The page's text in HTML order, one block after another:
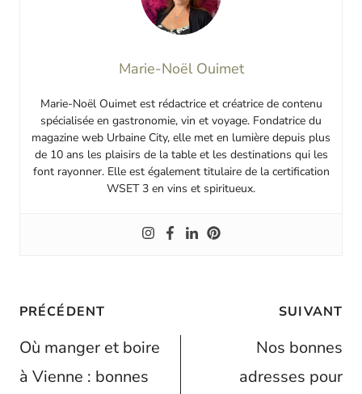
Marie-Noël Ouimet
Marie-Noël Ouimet est rédactrice et créatrice de contenu
spécialisée en gastronomie, vin et voyage. Fondatrice du
magazine web Urbaine City, elle met en lumière depuis plus
de 10 ans les plaisirs de la table et les destinations qui les
font rayonner. Elle est également titulaire de la certification
WSET 3 en vins et spiritueux.
Navigation
de
l’article
PRÉCÉDENT
Où manger et boire
à Vienne : bonnes
SUIVANT
Nos bonnes
adresses pour